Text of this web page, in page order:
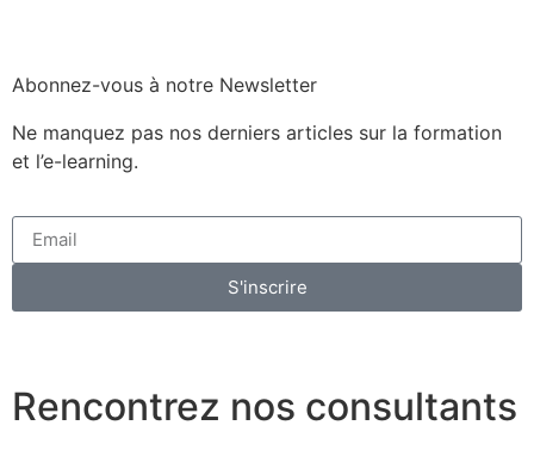
Abonnez-vous à notre Newsletter
Ne manquez pas nos derniers articles sur la formation
et l’e-learning.
S'inscrire
Rencontrez nos consultants